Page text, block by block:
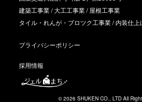
建築工事業 / 大工工事業 / 屋根工事業
タイル・れんが・ブロツク工事業 / 内装仕上
プライバシーポリシー
採用情報
© 2026 SHUKEN CO., LTD All